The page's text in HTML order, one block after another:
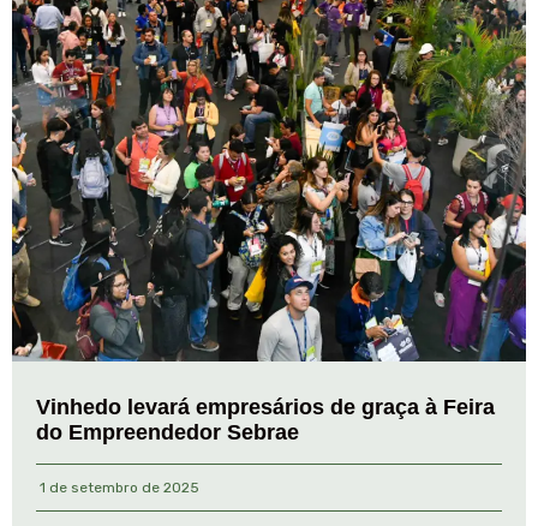
Vinhedo levará empresários de graça à Feira
do Empreendedor Sebrae
1 de setembro de 2025